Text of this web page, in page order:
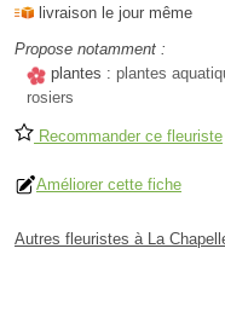
livraison le jour même
Propose notamment :
plantes : plantes
rosiers
Recommander ce fleuriste
Améliorer cette fiche
Autres fleuristes à La